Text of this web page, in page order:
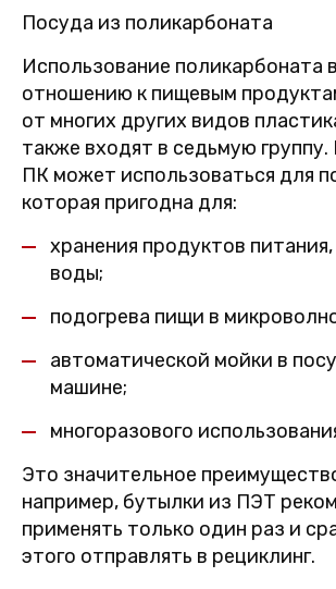
Посуда из поликарбоната
Использование поликарбоната
отношению к пищевым
от многих других видов
также входят в седьмую
ПК может использоваться для
которая пригодна для:
хранения продуктов питания,
воды;
подогрева пищи в
автоматической мойки в
машине;
многоразового
Это значительное
например, бутылки из ПЭТ
применять только один раз и
этого отправлять в рециклинг.